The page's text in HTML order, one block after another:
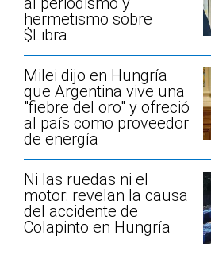
hermetismo sobre
$Libra
Milei dijo en Hungría
que Argentina vive una
"fiebre del oro" y ofreció
al país como proveedor
de energía
Ni las ruedas ni el
motor: revelan la causa
del accidente de
Colapinto en Hungría